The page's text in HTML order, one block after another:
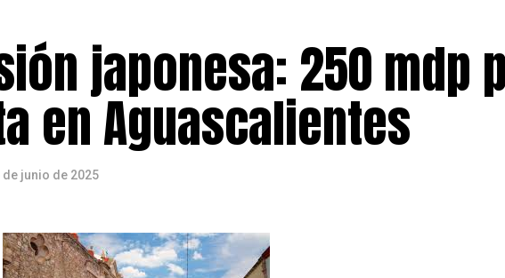
japonesa: 250 mdp
en Aguascalientes
de junio de 2025